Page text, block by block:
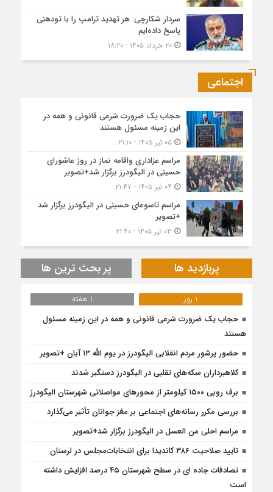
سردار شکارچی: هر تهدید ترامپ را با تودهنی
پاسخ داده‌ایم
۲۰ خرداد ۱۴۰۵ - ۱۸:۲۰
اجتماعی
حجاب یک ضرورت شرعی قانونی و همه در
این زمینه مسئول هستند
۰۵ تیر ۱۴۰۵ - ۲۱:۱۰
مراسم عزاداری واقامه نماز در روز عاشورای
حسینی در الیگودرز برگزار شد+تصویر
مراسم تاسوعای حسینی در الیگودرز برگزار شد
+تصویر
پربازدید ها پر بحث ترین ها
1 روز
1 هفته
حجاب یک ضرورت شرعی قانونی و همه در این زمینه مسئول
هستند
حضور پرشور مردم انقلابی الیگودرز در یوم الله ۱۳ آبان +تصویر
کلاهبرداران سکه‌های تقلبی در الیگودرز دستگیر شدند
برف روبی ۱۵۰۰ کیلومتر از محور‌های مواصلاتی شهرستان الیگودرز
بررسی مکرر رسانه‌های اجتماعی بر مغز جوانان تأثیر می‌گذارد
مراسم احلی من العسل در الیگودرز برگزار شد+تصویر
تایید صلاحیت ۳۸۶ کاندیدا برای انتخابات‌مجلس در لرستان
تصادفات جاده ای در سطح شهرستان ۴۵ درصد افزایش داشته
است